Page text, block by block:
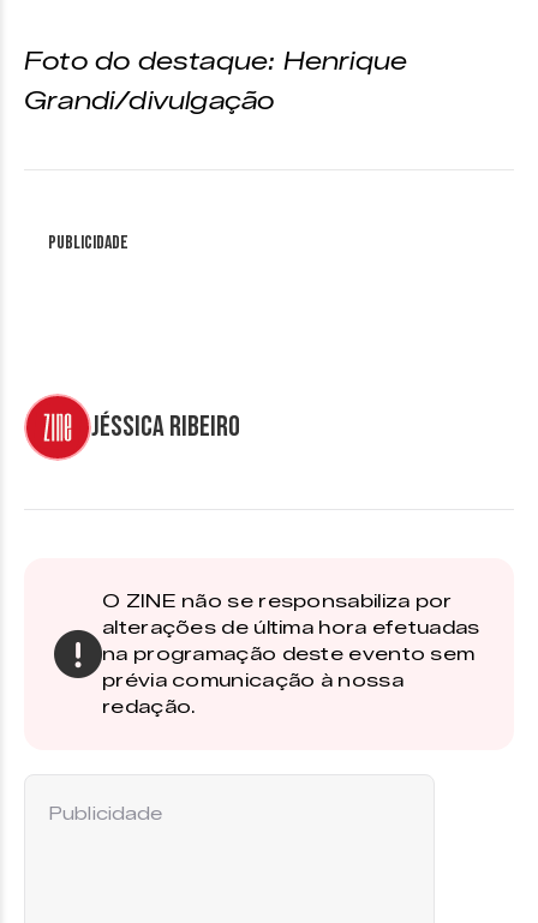
Foto do destaque: Henrique
Grandi/divulgação
Publicidade
Jéssica Ribeiro
O ZINE não se responsabiliza por
alterações de última hora efetuadas
na programação deste evento sem
prévia comunicação à nossa
redação.
Publicidade